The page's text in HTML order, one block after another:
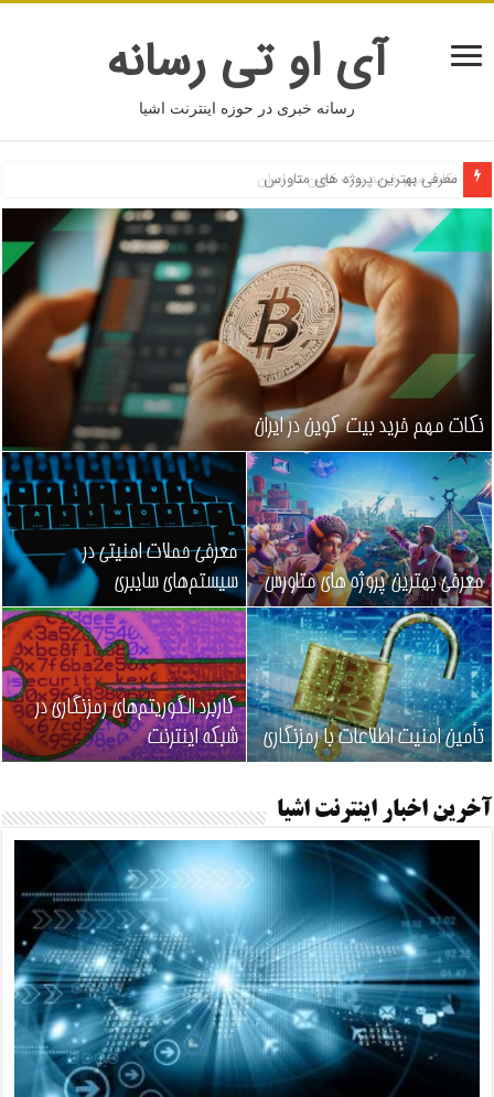
آی او تی رسانه
رسانه خبری در حوزه اینترنت اشیا
معرفی بهترین پروژه های متاورس
نکات مهم خرید بیت کوین در ایران
معرفی بهترین پروژه های متاورس
معرفی حملات امنیتی در
سیستم‌های سایبری
تأمین امنیت اطلاعات با رمزنگاری
کاربرد الگوریتم‌های رمزنگاری در
شبکه اینترنت
آخرین اخبار اینترنت اشیا